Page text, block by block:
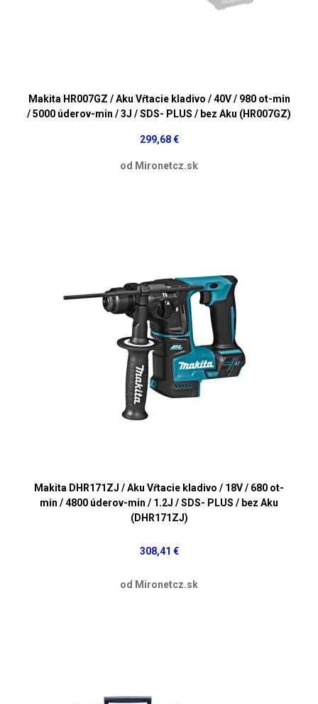
Makita HR007GZ / Aku Vŕtacie kladivo / 40V / 980 ot-min
/ 5000 úderov-min / 3J / SDS- PLUS / bez Aku (HR007GZ)
299,68 €
od Mironetcz.sk
Makita DHR171ZJ / Aku Vŕtacie kladivo / 18V / 680 ot-
min / 4800 úderov-min / 1.2J / SDS- PLUS / bez Aku
(DHR171ZJ)
308,41 €
od Mironetcz.sk